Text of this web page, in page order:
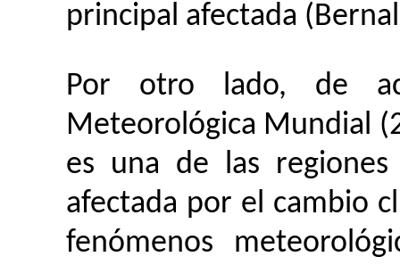
principal afectada
Por otro lado, de
Meteorológica Mundial
es una de las
afectada por el cambio
fenómenos